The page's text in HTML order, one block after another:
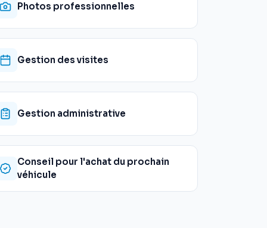
Photos professionnelles
Gestion des visites
Gestion administrative
Conseil pour l'achat du prochain
véhicule